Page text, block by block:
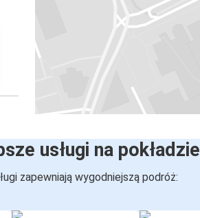
usługi na pokładzie
zapewniają wygodniejszą podróż: